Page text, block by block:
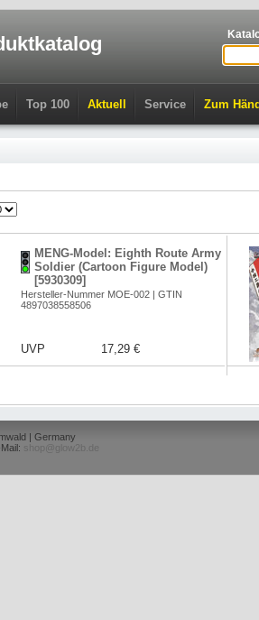
Top 100 Aktuell Service Zum
MENG-Model: Eighth Route Army
Soldier (Cartoon Figure Model)
[5930309]
Hersteller-Nummer MOE-002 | GTIN
4897038558506
UVP 17,29 €
| Germany
shop@glow2b.de